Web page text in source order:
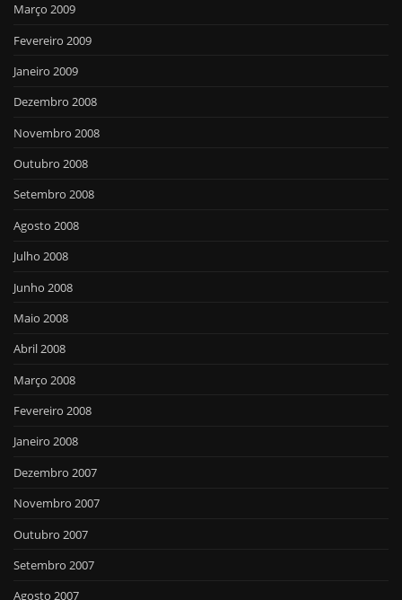
Março 2009
Fevereiro 2009
Janeiro 2009
Dezembro 2008
Novembro 2008
Outubro 2008
Setembro 2008
Agosto 2008
Julho 2008
Junho 2008
Maio 2008
Abril 2008
Março 2008
Fevereiro 2008
Janeiro 2008
Dezembro 2007
Novembro 2007
Outubro 2007
Setembro 2007
Agosto 2007